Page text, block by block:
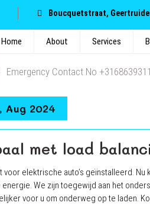
Boucquetstraat,
Home About Services
Emergency Contact No
Tag
Aug 2024
met load
elektrische auto’s geïnstalleerd. Nu
We zijn toegewijd aan het
voor u om onderweg op te laden.